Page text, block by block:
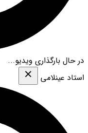
در حال بارگذاری ویدیو...
استاد عینلامی